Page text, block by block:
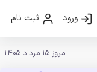
ورود ثبت نام
امروز 15 مرداد 1405